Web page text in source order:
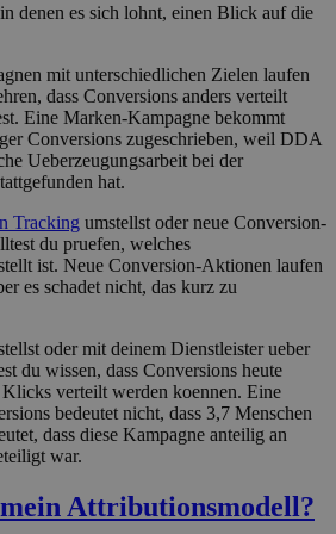
denen es sich lohnt, einen Blick auf die
mit unterschiedlichen Zielen laufen
dass Conversions anders verteilt
Eine Marken-Kampagne bekommt
Conversions zugeschrieben, weil DDA
Ueberzeugungsarbeit bei der
hat.
Tracking umstellst oder neue Conversion-
du pruefen, welches
ist. Neue Conversion-Aktionen laufen
es schadet nicht, das kurz zu
oder mit deinem Dienstleister ueber
du wissen, dass Conversions heute
verteilt werden koennen. Eine
bedeutet nicht, dass 3,7 Menschen
dass diese Kampagne anteilig an
war.
Attributionsmodell?